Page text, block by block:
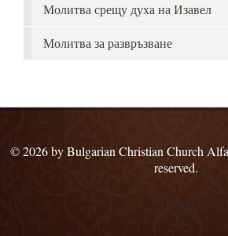
Молитва срещу духа на Изавел
Молитва за развръзване
© 2026 by Bulgarian Christian Church
reserved.